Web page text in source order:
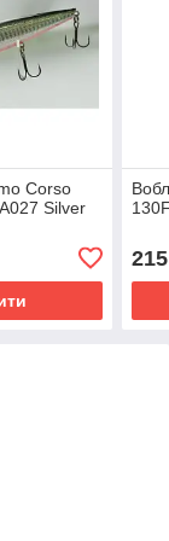
Corso
Silver
215